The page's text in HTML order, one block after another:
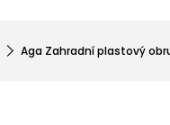
Aga Zahradní plastový